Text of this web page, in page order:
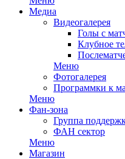
Медиа
Видеогалерея
Голы с
Клубное
Меню
Фотогалерея
Программки к
Меню
Фан-зона
Группа
ФАН сектор
Меню
Магазин